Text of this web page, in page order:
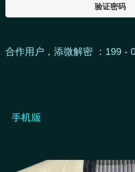
验证密码
合作用户，添微解密 ：199 -